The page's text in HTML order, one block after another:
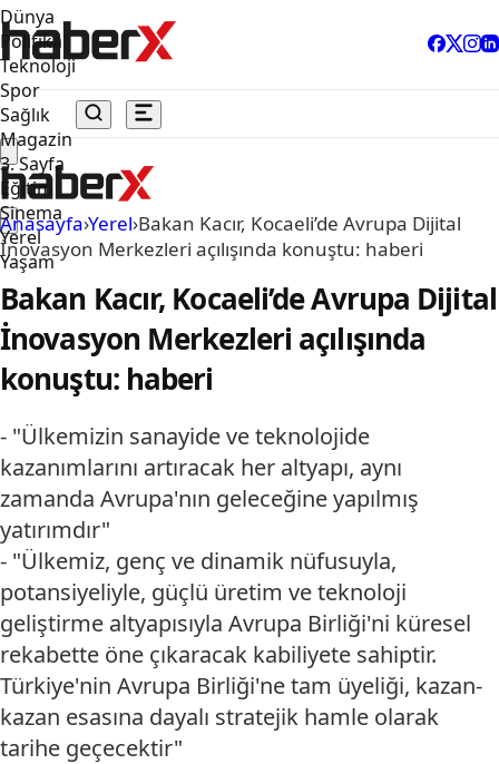
Dünya
Politika
Teknoloji
Spor
Sağlık
Magazin
3. Sayfa
Eğitim
Sinema
Yerel
Yaşam
Anasayfa›Yerel›Bakan Kacır, Kocaeli’de Avrupa Dijital
İnovasyon Merkezleri açılışında konuştu: haberi
Bakan Kacır, Kocaeli’de Avrupa Dijital
İnovasyon Merkezleri açılışında
konuştu: haberi
- "Ülkemizin sanayide ve teknolojide
kazanımlarını artıracak her altyapı, aynı
zamanda Avrupa'nın geleceğine yapılmış
yatırımdır"
- "Ülkemiz, genç ve dinamik nüfusuyla,
potansiyeliyle, güçlü üretim ve teknoloji
geliştirme altyapısıyla Avrupa Birliği'ni küresel
rekabette öne çıkaracak kabiliyete sahiptir.
Türkiye'nin Avrupa Birliği'ne tam üyeliği, kazan-
kazan esasına dayalı stratejik hamle olarak
tarihe geçecektir"